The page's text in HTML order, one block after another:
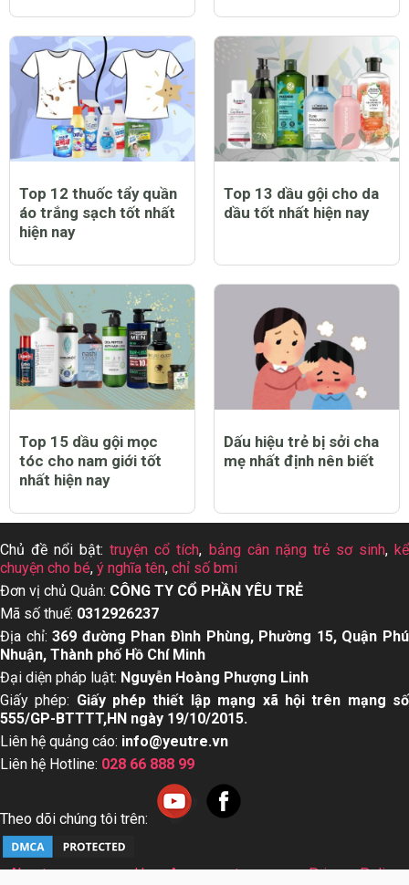
Top 12 thuốc tẩy quần
áo trắng sạch tốt nhất
hiện nay
Top 13 dầu gội cho da
dầu tốt nhất hiện nay
Top 15 dầu gội mọc
tóc cho nam giới tốt
nhất hiện nay
Dấu hiệu trẻ bị sởi cha
mẹ nhất định nên biết
Chủ đề nổi bật:truyện cổ tích, bảng cân nặng trẻ sơ sinh, kể
chuyện cho bé, ý nghĩa tên, chỉ số bmi
Đơn vị chủ Quản: CÔNG TY CỔ PHẦN YÊU TRẺ
Mã số thuế: 0312926237
Địa chỉ:369 đường Phan Đình Phùng, Phường 15, Quận Phú
Nhuận, Thành phố Hồ Chí Minh
Đại diện pháp luật: Nguyễn Hoàng Phượng Linh
Giấy phép: Giấy phép thiết lập mạng xã hội trên mạng số
555/GP-BTTTT,HN ngày 19/10/2015.
Liên hệ quảng cáo: info@yeutre.vn
Liên hệ Hotline: 028 66 888 99
Theo dõi chúng tôi trên:
About us User Agreement
Privacy Policy